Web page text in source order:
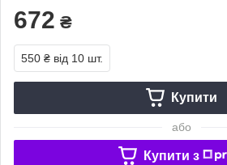
672 ₴
550 ₴ від 10 шт.
Купити
або
Купити з